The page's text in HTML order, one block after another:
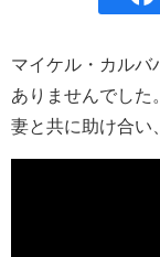
マイケル・カルバ
ありませんでした
妻と共に助け合い